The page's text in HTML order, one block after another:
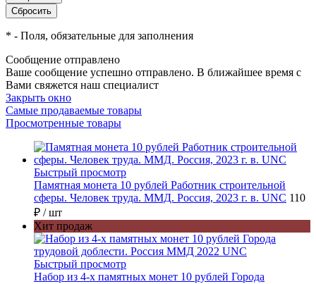
* - Поля, обязательные для заполнения
Сообщение отправлено
Ваше сообщение успешно отправлено. В ближайшее время с
Вами свяжется наш специалист
Закрыть окно
Самые продаваемые товары
Просмотренные товары
Быстрый просмотр
Памятная монета 10 рублей Работник строительной
сферы. Человек труда. ММД. Россия, 2023 г. в. UNC 110
₽ / шт
Хит продаж
Быстрый просмотр
Набор из 4-х памятных монет 10 рублей Города